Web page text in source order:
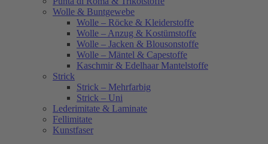
Wolle & Buntgewebe
Wolle – Röcke & Kleiderstoffe
Wolle – Anzug & Kostümstoffe
Wolle – Jacken & Blousonstoffe
Wolle – Mäntel & Capestoffe
Kaschmir & Edelhaar Mantelstoffe
Strick
Strick – Mehrfarbig
Strick – Uni
Lederimitate & Laminate
Fellimitate
Kunstfaser